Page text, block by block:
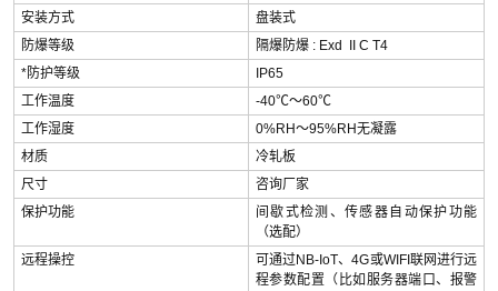
安装方式
盘装式
防爆等级
隔爆防爆 : Exd II C T4
*防护等级
IP65
工作温度
-40℃～60℃
工作湿度
0%RH～95%RH无凝露
材质
冷轧板
尺寸
咨询厂家
保护功能
间歇式检测、传感器自动保护功能
（选配）
远程操控
可通过NB-IoT、4G或WIFI联网进行远
程参数配置（比如服务器端口、报警